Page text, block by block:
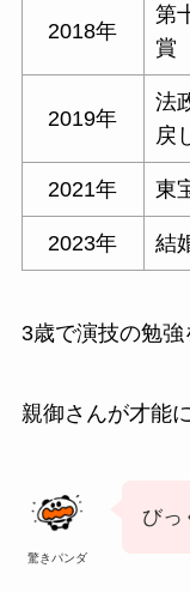
2018年
第
賞
2019年
法
戻
2021年 東
2023年 結
3歳で演技の勉強
親御さんが才能
驚きパンダ
びっ